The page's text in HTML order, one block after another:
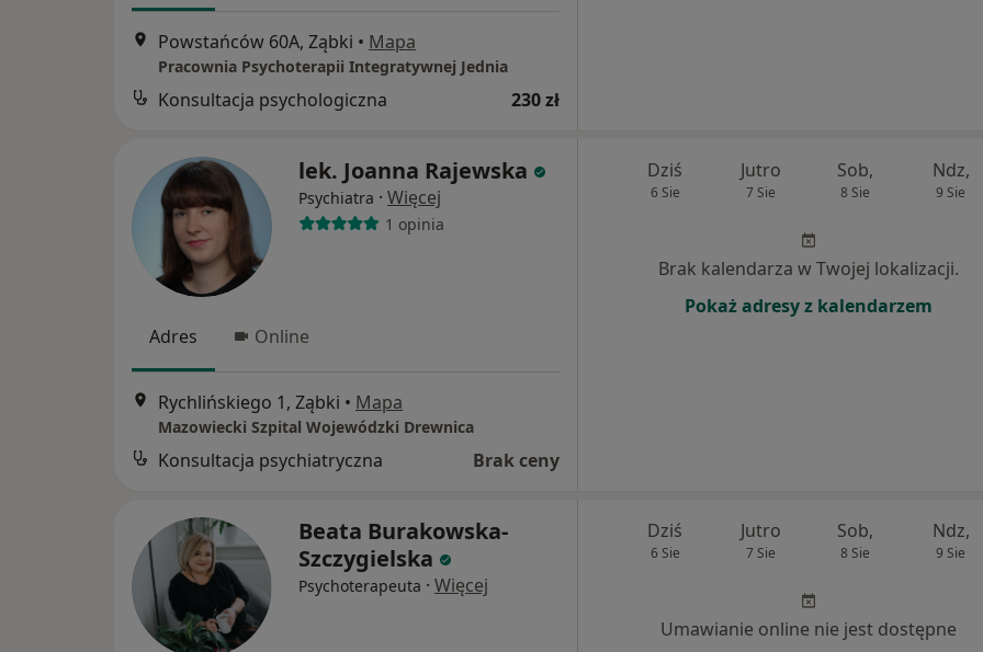
Powstańców 60A, Ząbki • Mapa
Pracownia Psychoterapii Integratywnej Jednia
Konsultacja psychologiczna 230 zł
lek. Joanna Rajewska
Psychiatra · Więcej
1 opinia
Adres Online
Rychlińskiego 1, Ząbki • Mapa
Mazowiecki Szpital Wojewódzki Drewnica
Konsultacja psychiatryczna Brak ceny
Dziś
6 Sie
Jutro
7 Sie
Sob,
8 Sie
Ndz,
9 Sie
Brak kalendarza w Twojej lokalizacji.
Pokaż adresy z kalendarzem
Beata Burakowska-
Szczygielska
Psychoterapeuta · Więcej
Dziś
6 Sie
Jutro
7 Sie
Sob,
8 Sie
Ndz,
9 Sie
Umawianie online nie jest dostępne